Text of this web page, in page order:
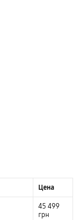
Цена
45 499
грн